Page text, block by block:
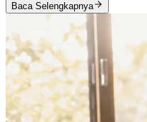
Baca Selengkapnya